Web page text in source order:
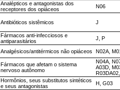
Analépticos e antagonistas dos
receptores dos opiáceos
N06
Antibióticos sistêmicos J
Fármacos anti-infecciosos e
antiparasitários
J, P
Analgésicos/antitérmicos não opiáceos N02A,
Fármacos que afetam o sistema
nervoso autônomo
N04A,
A03D,
Hormônios, seus substitutos sintéticos
e seus antagonistas
H, G03